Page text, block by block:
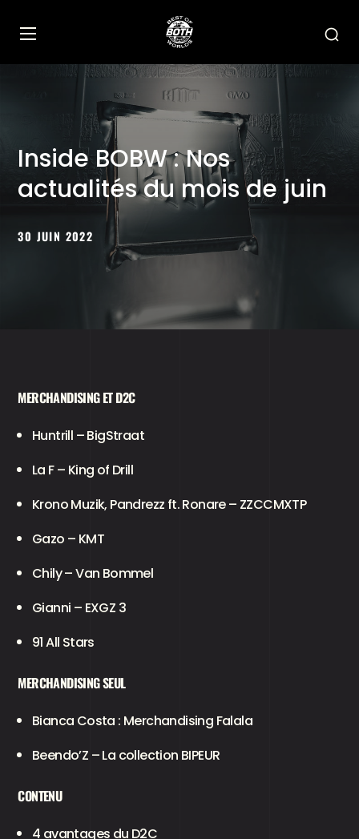
Inside BOBW : Nos
actualités du mois de juin
30 JUIN 2022
MERCHANDISING ET D2C
Huntrill – BigStraat
La F – King of Drill
Krono Muzik, Pandrezz ft. Ronare – ZZCCMXTP
Gazo – KMT
Chily – Van Bommel
Gianni – EXGZ 3
91 All Stars
MERCHANDISING SEUL
Bianca Costa : Merchandising Falala
Beendo’Z – La collection BIPEUR
CONTENU
4 avantages du D2C